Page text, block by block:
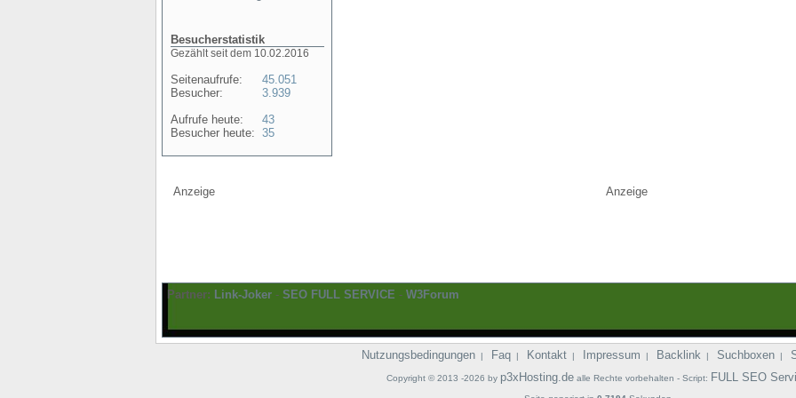
Besucherstatistik
Gezählt seit dem 10.02.2016
Seitenaufrufe:
Besucher:
Aufrufe heute:
Besucher heute:
45.051
3.939
43
35
Anzeige Anzeige
Partner: Link-Joker - SEO FULL SERVICE - W3Forum
Nutzungsbedingungen | Faq | Kontakt | Impressum | Backlink | Suchboxen |
Copyright © 2013 -2026 by p3xHosting.dealle Rechte vorbehalten - Script: FULL SEO